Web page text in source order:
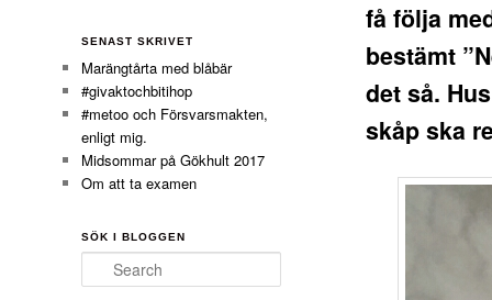
få följa
bestämt
det så.
skåp ska
SENAST SKRIVET
Marängtårta med blåbär
#givaktochbitihop
#metoo och Försvarsmakten,
enligt mig.
Midsommar på Gökhult 2017
Om att ta examen
SÖK I BLOGGEN
Search